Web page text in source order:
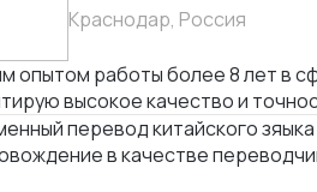
Краснодар, Россия
опытом работы более 8 лет в
высокое качество и
и качественный перевод с
эффективную
перевод китайского зяыка
в качестве